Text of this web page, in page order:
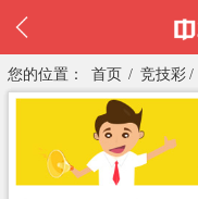
您的位置： 首页 / 竞技彩 /